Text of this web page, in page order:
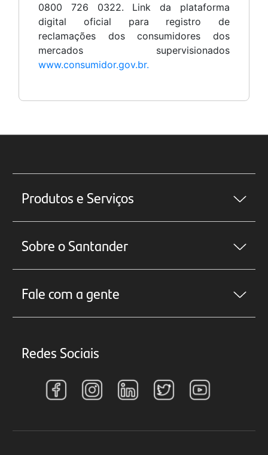
0800 726 0322. Link da plataforma
digital oficial para registro de
reclamações dos consumidores dos
mercados supervisionados
www.consumidor.gov.br.
Produtos e Serviços
Sobre o Santander
Fale com a gente
Redes Sociais